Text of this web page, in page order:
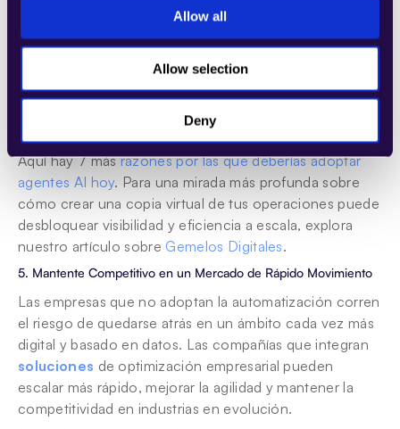
Allow all
Allow selection
Deny
la adquisición de talento
tendencias de mercado y riesgos empresariales.
Hecho clave: La automatización impulsada por AI
mejorar la toma de decisiones estratégicas.
Aquí hay 7 más razones por las que deberías adoptar
agentes AI hoy. Para una mirada más profunda sobre
cómo crear una copia virtual de tus operaciones puede
desbloquear visibilidad y eficiencia a escala, explora
nuestro artículo sobre Gemelos Digitales.
5. Mantente Competitivo en un Mercado de Rápido Movimiento
Las empresas que no adoptan la automatización corren
el riesgo de quedarse atrás en un ámbito cada vez más
soluciones de optimización empresarial pueden
escalar más rápido, mejorar la agilidad y mantener la
competitividad en industrias en evolución.